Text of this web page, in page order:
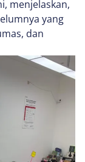
menjelaskan,
yang
dan